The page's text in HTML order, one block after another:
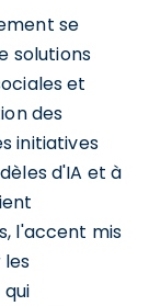
se
solutions
et
des
initiatives
d'IA et à
l'accent mis